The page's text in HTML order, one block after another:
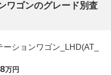
ワゴンのグレード別査
ーションワゴン_LHD(AT_
万円